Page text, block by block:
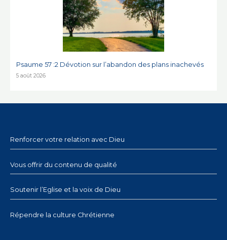
Psaume 57 :2 Dévotion sur l’abandon des plans inachevés
5 août 2026
Renforcer votre relation avec Dieu
Vous offrir du contenu de qualité
Soutenir l’Eglise et la voix de Dieu
Répendre la culture Chrétienne